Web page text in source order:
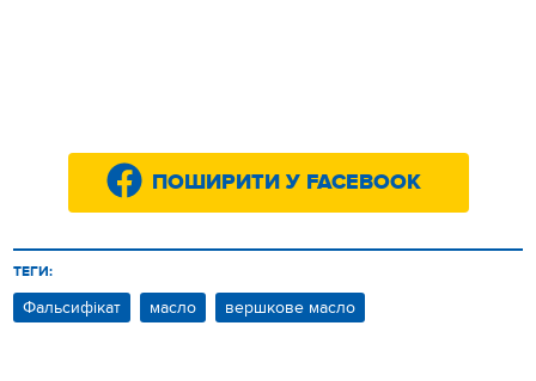
ПОШИРИТИ У FACEBOOK
ТЕГИ:
Фальсифікат масло вершкове масло